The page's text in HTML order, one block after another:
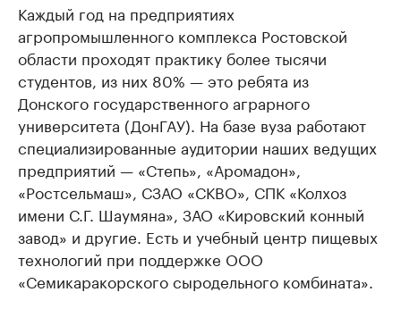
Каждый год на предприятиях
агропромышленного комплекса Ростовской
области проходят практику более тысячи
студентов, из них 80% — это ребята из
Донского государственного аграрного
университета (ДонГАУ). На базе вуза работают
специализированные аудитории наших ведущих
предприятий — «Степь», «Аромадон»,
«Ростсельмаш», СЗАО «СКВО», СПК «Колхоз
имени С.Г. Шаумяна», ЗАО «Кировский конный
завод» и другие. Есть и учебный центр пищевых
технологий при поддержке ООО
«Семикаракорского сыродельного комбината».